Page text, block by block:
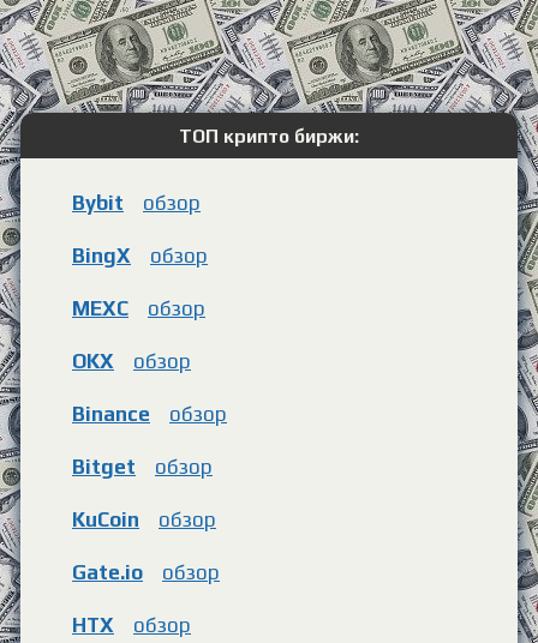
ТОП крипто биржи:
Bybit обзор
BingX обзор
MEXC обзор
OKX обзор
Binance обзор
Bitget обзор
KuCoin обзор
Gate.io обзор
HTX обзор